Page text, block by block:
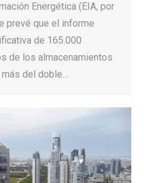
Energética (EIA, por
prevé que el informe
de 165.000
de los almacenamientos
más del doble…